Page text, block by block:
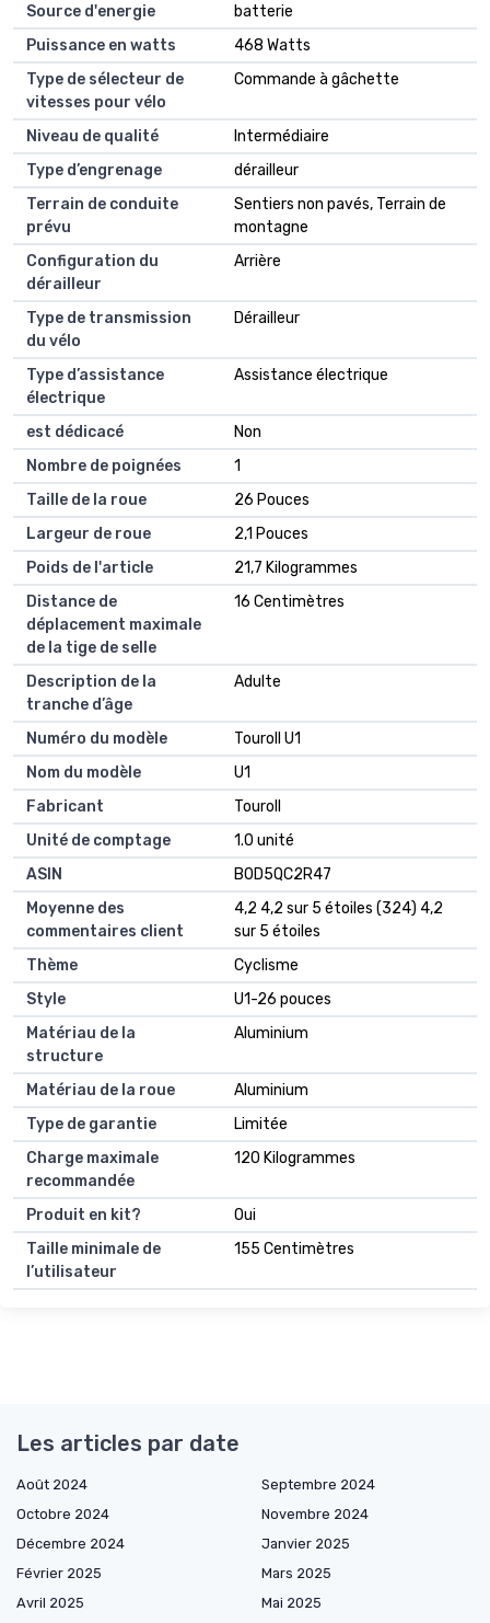
Source d'energie
batterie
Puissance en watts
468 Watts
Type de sélecteur de
vitesses pour vélo
Commande à gâchette
Niveau de qualité
Intermédiaire
Type d’engrenage
dérailleur
Terrain de conduite
prévu
Sentiers non pavés, Terrain de
montagne
Configuration du
dérailleur
Arrière
Type de transmission
du vélo
Dérailleur
Type d’assistance
électrique
Assistance électrique
est dédicacé
Non
Nombre de poignées
1
Taille de la roue
26 Pouces
Largeur de roue
2,1 Pouces
Poids de l'article
21,7 Kilogrammes
Distance de
déplacement maximale
de la tige de selle
16 Centimètres
Description de la
tranche d’âge
Adulte
Numéro du modèle
Touroll U1
Nom du modèle
U1
Fabricant
Touroll
Unité de comptage
1.0 unité
ASIN
B0D5QC2R47
Moyenne des
commentaires client
4,2 4,2 sur 5 étoiles (324) 4,2
sur 5 étoiles
Thème
Cyclisme
Style
U1-26 pouces
Matériau de la
structure
Aluminium
Matériau de la roue
Aluminium
Type de garantie
Limitée
Charge maximale
recommandée
120 Kilogrammes
Produit en kit?
Oui
Taille minimale de
l’utilisateur
155 Centimètres
Les articles par date
Août 2024
Septembre 2024
Octobre 2024
Novembre 2024
Décembre 2024
Janvier 2025
Février 2025
Mars 2025
Avril 2025
Mai 2025